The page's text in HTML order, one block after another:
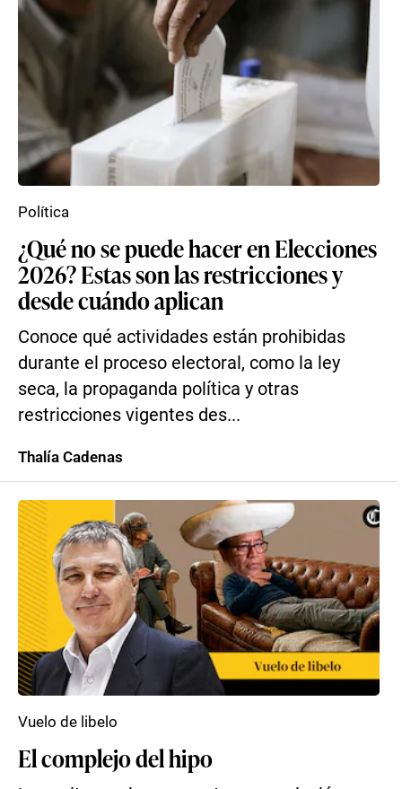
¿Qué no se puede hacer en Elecciones
2026? Estas son las restricciones y
desde cuándo aplican
Conoce qué actividades están prohibidas
durante el proceso electoral, como la ley
seca, la propaganda política y otras
restricciones vigentes des...
Política
Thalía Cadenas
El complejo del hipo
Vuelo de libelo